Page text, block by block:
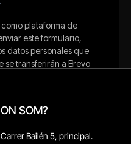
ON SOM?
Carrer Bailén 5, principal.